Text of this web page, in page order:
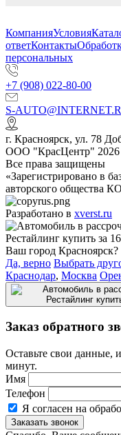
КомпанияУсловия
ответКонтакты
персональных
+7 (908) 022-80-00
S-
г. Красноярск, ул. 78
ООО "КрасЦентр"
Все права защищены
«Зарегистрировано в
авторского общества
Разработано в xverst.ru
Ваш город Красноярск?
Да, верно Выбрать
Краснодар, Москва
Заказ обратного
Оставьте свои данные,
минут.
Имя
Телефон
Я согласен на